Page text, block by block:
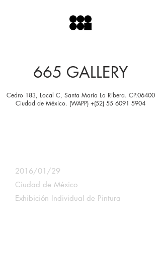
665 GALLERY
Cedro 183, Local C, Santa María La Ribera. CP.06400
Ciudad de México. (WAPP) +(52) 55 6091 5904
2016/01/29
Ciudad de México
Exhibición Individual de Pintura